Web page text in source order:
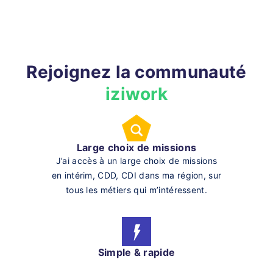
Rejoignez la communauté
iziwork
Large choix de missions
J’ai accès à un large choix de missions
en intérim, CDD, CDI dans ma région, sur
tous les métiers qui m’intéressent.
Simple & rapide